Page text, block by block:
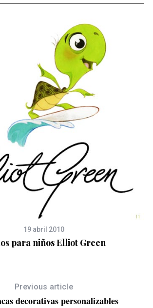
19 abril 2010
para niños Elliot Green
Previous article
decorativas personalizables